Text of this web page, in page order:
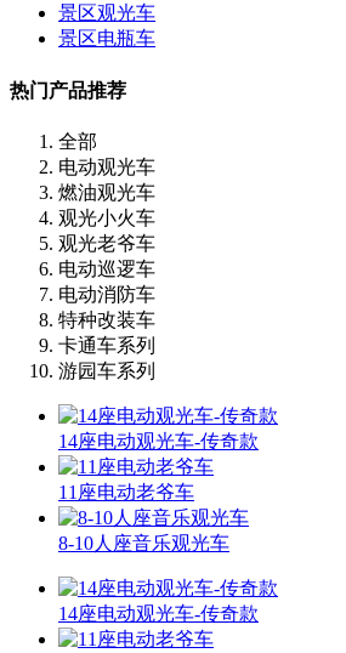
景区观光车
景区电瓶车
热门产品推荐
全部
电动观光车
燃油观光车
观光小火车
观光老爷车
电动巡逻车
电动消防车
特种改装车
卡通车系列
游园车系列
14座电动观光车-传奇款
11座电动老爷车
8-10人座音乐观光车
14座电动观光车-传奇款